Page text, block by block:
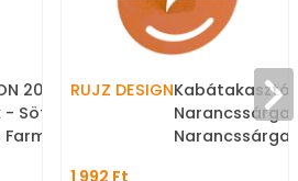
2087
Sötétkék
szövet -
RUJZ DESIGNKabátakasztó
Narancssárga
Narancssárga
1 992 Ft